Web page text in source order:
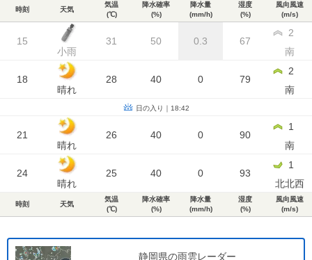
時刻 天気
気温
(℃)
降水確率
(%)
降水量
(mm/h)
湿度
(%)
風向風速
(m/s)
15
小雨
31 50 0.3 67
2
南
18
晴れ
28 40 0 79
2
南
日の入り｜18:42
21
晴れ
26 40 0 90
1
南
24
晴れ
25 40 0 93
1
北北西
時刻 天気
気温
(℃)
降水確率
(%)
降水量
(mm/h)
湿度
(%)
風向風速
(m/s)
静岡県の雨雲レーダー